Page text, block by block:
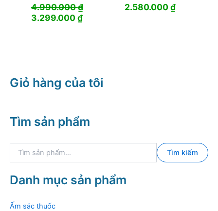
4.990.000₫
Giá
3.299.000₫Giá
2.580.000₫
Giỏ hàng của tôi
Tìm sản phẩm
k
i
m
Tìm kiếm
Danh mục sản phẩm
Ấm sắc thuốc